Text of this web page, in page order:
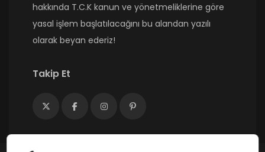
hakkında T.C.K kanun ve yönetmeliklerine göre
yasal işlem başlatılacağını bu alandan yazılı
olarak beyan ederiz!
Takip Et